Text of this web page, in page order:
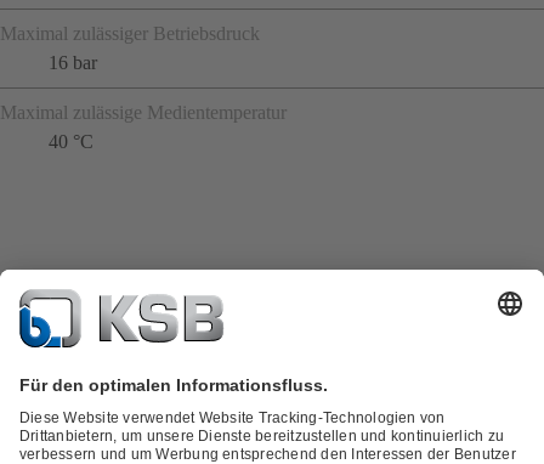
Maximal zulässiger Betriebsdruck
16 bar
Maximal zulässige Medientemperatur
40 °C